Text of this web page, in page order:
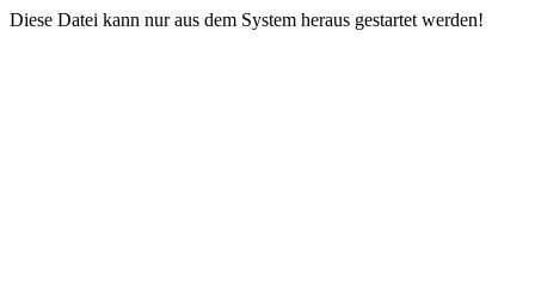
Diese Datei kann nur aus dem System heraus gestartet werden!